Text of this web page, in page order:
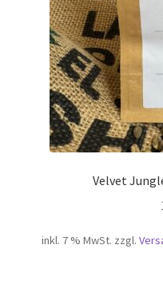
Velvet
inkl. 7 % MwSt. zzgl.